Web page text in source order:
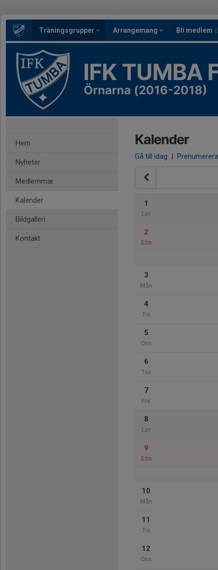
Träningsgrupper Arrangemang Bli medlem
IFK TUMBA
Örnarna (2016-2018)
Hem
Nyheter
Medlemmar
Kalender
Bildgalleri
Kontakt
Kalender
Gå till idag | Prenumerera
1
Lör
2
Sön
3
Mån
4
Tis
5
Ons
6
Tor
7
Fre
8
Lör
9
Sön
10
Mån
11
Tis
12
Ons